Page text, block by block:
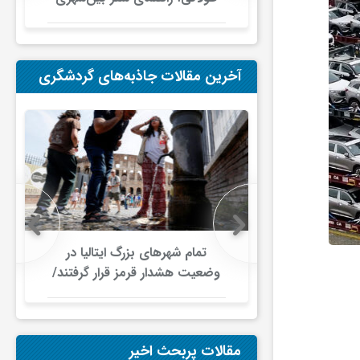
در ایران
آخرین مقالات جاذبه‌های گردشگری
اختلال
تمام شهرهای بزرگ ایتالیا در
وضعیت هشدار قرمز قرار گرفتند/
موج گرمای بی‌سابقه، گردشگری و
قرار داد
مقالات پربحث اخیر